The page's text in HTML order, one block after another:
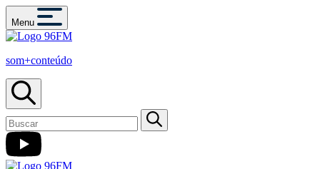
Menu
som+conteúdo